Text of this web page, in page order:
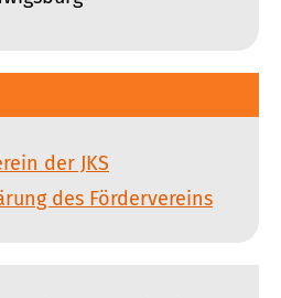
der JKS
des Fördervereins